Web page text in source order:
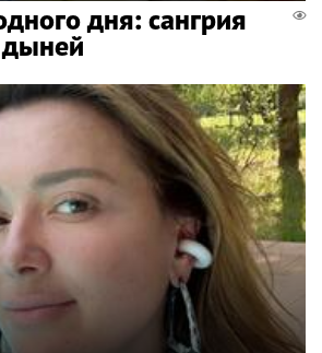
дня: сангрия